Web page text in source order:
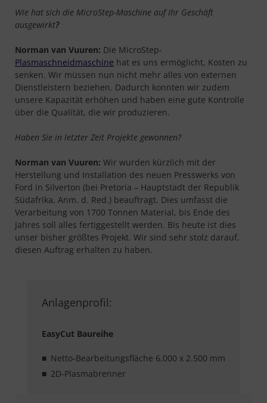
Anlagenprofil:
EasyCut Baureihe
Netto-Bearbeitungsfläche 6.000 x 2.500 mm
2D-Plasmabrenner
Wie hat sich die MicroStep-Maschine auf Ihr Geschäft
ausgewirkt?
Norman van Vuuren: Die MicroStep-
Plasmaschneidmaschine hat es uns ermöglicht, Kosten zu
senken. Wir müssen nun nicht mehr alles von externen
Dienstleistern beziehen. Dadurch konnten wir zudem
unsere Kapazität erhöhen und haben eine gute Kontrolle
über die Qualität, die wir produzieren.
Haben Sie in letzter Zeit Projekte gewonnen?
Norman van Vuuren: Wir wurden kürzlich mit der
Herstellung und Installation des neuen Presswerks von
Ford in Silverton (bei Pretoria – Hauptstadt der Republik
Südafrika, Anm. d. Red.) beauftragt. Dies umfasst die
Verarbeitung von 1700 Tonnen Material, bis Ende des
Jahres soll alles fertiggestellt werden. Bis heute ist dies
unser bisher größtes Projekt. Wir sind sehr stolz darauf,
diesen Auftrag erhalten zu haben.